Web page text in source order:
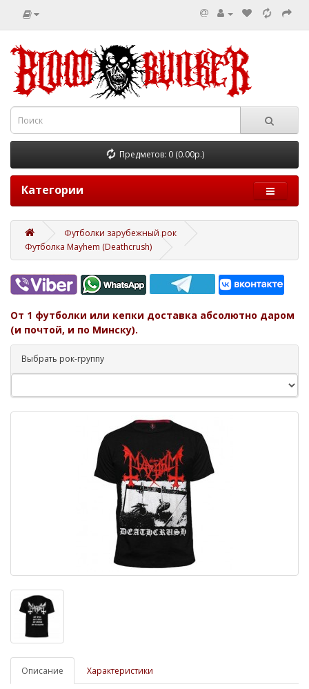
Предметов: 0 (0.00р.)
Категории
Футболки зарубежный рок
Футболка Mayhem (Deathcrush)
От 1 футболки или кепки доставка абсолютно даром
(и почтой, и по Минску).
Выбрать рок-группу
Описание Характеристики